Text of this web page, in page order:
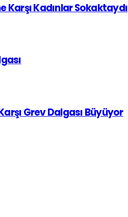
Karşı Kadınlar Sokaktaydı
Grev Dalgası Büyüyor